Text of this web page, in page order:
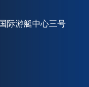
际游艇中心三号